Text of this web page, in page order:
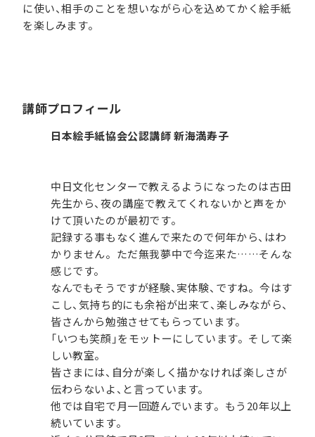
に使い、相手のことを想いながら心を込めてかく絵手紙
を楽しみます。
講師プロフィール
日本絵手紙協会公認講師 新海満寿子
中日文化センターで教えるようになったのは古田
先生から、夜の講座で教えてくれないかと声をか
けて頂いたのが最初です。
記録する事もなく進んで来たので何年から、はわ
かりません。ただ無我夢中で今迄来た……そんな
感じです。
なんでもそうですが経験、実体験、ですね。今はす
こし、気持ち的にも余裕が出来て、楽しみながら、
皆さんから勉強させてもらっています。
「いつも笑顔」をモットーにしています。そして楽
しい教室。
皆さまには、自分が楽しく描かなければ楽しさが
伝わらないよ、と言っています。
他では自宅で月一回遊んでいます。もう20年以上
続いています。